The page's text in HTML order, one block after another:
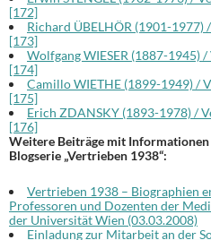
[172]
Richard ÜBELHÖR (1901-1977)
[173]
Wolfgang WIESER (1887-1945)
[174]
Camillo WIETHE (1899-1949) /
[175]
Erich ZDANSKY (1893-1978) /
[176]
Weitere Beiträge mit
Blogserie „Vertrieben 1938“:
Vertrieben 1938 – Biographien
Professoren und Dozenten der
der Universität Wien (03.03.2008)
Einladung zur Mitarbeit an der